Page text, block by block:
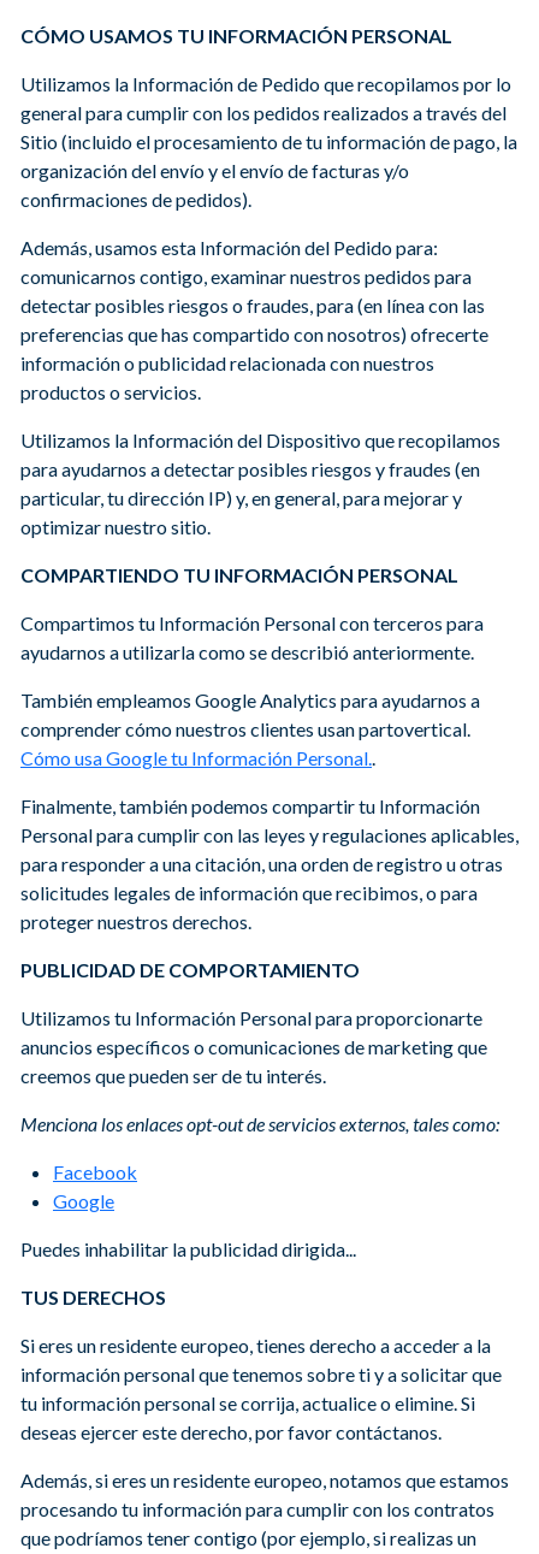
CÓMO USAMOS TU INFORMACIÓN PERSONAL
Utilizamos la Información de Pedido que recopilamos por lo
general para cumplir con los pedidos realizados a través del
Sitio (incluido el procesamiento de tu información de pago, la
organización del envío y el envío de facturas y/o
confirmaciones de pedidos).
Además, usamos esta Información del Pedido para:
comunicarnos contigo, examinar nuestros pedidos para
detectar posibles riesgos o fraudes, para (en línea con las
preferencias que has compartido con nosotros) ofrecerte
información o publicidad relacionada con nuestros
productos o servicios.
Utilizamos la Información del Dispositivo que recopilamos
para ayudarnos a detectar posibles riesgos y fraudes (en
particular, tu dirección IP) y, en general, para mejorar y
optimizar nuestro sitio.
COMPARTIENDO TU INFORMACIÓN PERSONAL
Compartimos tu Información Personal con terceros para
ayudarnos a utilizarla como se describió anteriormente.
También empleamos Google Analytics para ayudarnos a
comprender cómo nuestros clientes usan partovertical.
Cómo usa Google tu Información Personal..
Finalmente, también podemos compartir tu Información
Personal para cumplir con las leyes y regulaciones aplicables,
para responder a una citación, una orden de registro u otras
solicitudes legales de información que recibimos, o para
proteger nuestros derechos.
PUBLICIDAD DE COMPORTAMIENTO
Utilizamos tu Información Personal para proporcionarte
anuncios específicos o comunicaciones de marketing que
creemos que pueden ser de tu interés.
Menciona los enlaces opt-out de servicios externos, tales como:
Facebook
Google
Puedes inhabilitar la publicidad dirigida...
TUS DERECHOS
Si eres un residente europeo, tienes derecho a acceder a la
información personal que tenemos sobre ti y a solicitar que
tu información personal se corrija, actualice o elimine. Si
deseas ejercer este derecho, por favor contáctanos.
Además, si eres un residente europeo, notamos que estamos
procesando tu información para cumplir con los contratos
que podríamos tener contigo (por ejemplo, si realizas un